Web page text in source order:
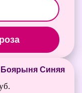
Боярыня Синяя